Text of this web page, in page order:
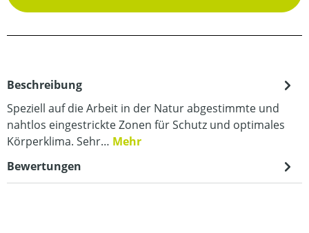
Beschreibung
Speziell auf die Arbeit in der Natur abgestimmte und
nahtlos eingestrickte Zonen für Schutz und optimales
Körperklima. Sehr… Mehr
Bewertungen